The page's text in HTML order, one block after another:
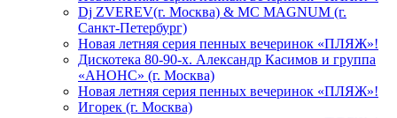
Dj ZVEREV(г. Москва) & MC MAGNUM (г.
Санкт-Петербург)
Новая летняя серия пенных вечеринок «ПЛЯЖ»!
Дискотека 80-90-х. Александр Касимов и группа
«АНОНС» (г. Москва)
Новая летняя серия пенных вечеринок «ПЛЯЖ»!
Игорек (г. Москва)